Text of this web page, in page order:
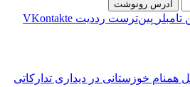
آدرس رونوشت
‫تامبلر ‫پین‌ترست ‫رددیت ‫VKontakte
همنام خوزستانی در دیداری تدارکاتی